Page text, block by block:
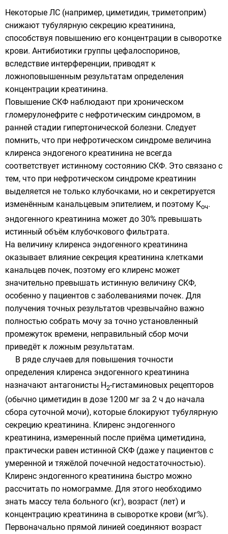
Некоторые ЛС (например, циметидин, триметоприм)
снижают тубулярную секрецию креатинина,
способствуя повышению его концентрации в сыворотке
крови. Антибиотики группы цефалоспоринов,
вследствие интерференции, приводят к
ложноповышенным результатам определения
концентрации креатинина.
Повышение СКФ наблюдают при хроническом
гломерулонефрите с нефротическим синдромом, в
ранней стадии гипертонической болезни. Следует
помнить, что при нефротическом синдроме величина
клиренса эндогеного креатинина не всегда
соответствует истинному состоянию СКФ. Это связано с
тем, что при нефротическом синдроме креатинин
выделяется не только клубочками, но и секретируется
изменённым канальцевым эпителием, и поэтому Коч.
эндогенного креатинина может до 30% превышать
истинный объём клубочкового фильтрата.
На величину клиренса эндогенного креатинина
оказывает влияние секреция креатинина клетками
канальцев почек, поэтому его клиренс может
значительно превышать истинную величину СКФ,
особенно у пациентов с заболеваниями почек. Для
получения точных результатов чрезвычайно важно
полностью собрать мочу за точно установленный
промежуток времени, неправильный сбор мочи
приведёт к ложным результатам.
В ряде случаев для повышения точности
определения клиренса эндогенного креатинина
назначают антагонисты Н2-гистаминовых рецепторов
(обычно циметидин в дозе 1200 мг за 2 ч до начала
сбора суточной мочи), которые блокируют тубулярную
секрецию креатинина. Клиренс эндогенного
креатинина, измеренный после приёма циметидина,
практически равен истинной СКФ (даже у пациентов с
умеренной и тяжёлой почечной недостаточностью).
Клиренс эндогенного креатинина быстро можно
рассчитать по номограмме. Для этого необходимо
знать массу тела больного (кг), возраст (лет) и
концентрацию креатинина в сыворотке крови (мг%).
Первоначально прямой линией соединяют возраст